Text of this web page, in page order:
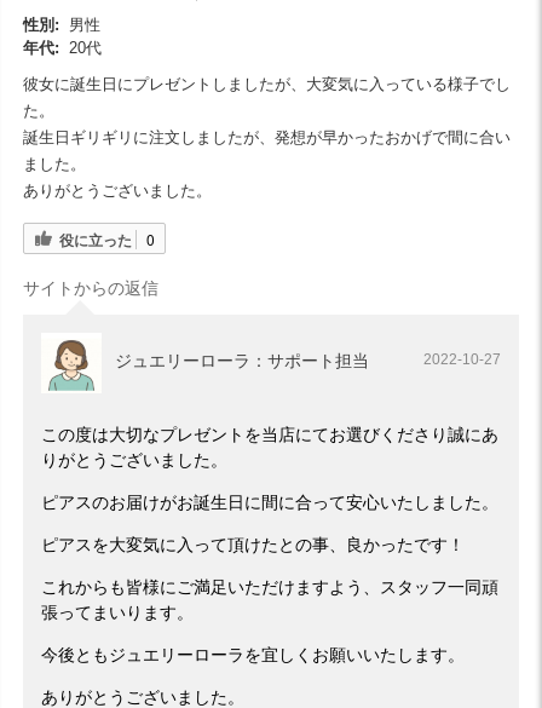
性別:
男性
年代: 20代
彼女に誕生日にプレゼントしましたが、大変気に入っている様子でし
た。
誕生日ギリギリに注文しましたが、発想が早かったおかげで間に合い
ました。
ありがとうございました。
役に立った 0
サイトからの返信
ジュエリーローラ：サポート担当 2022-10-27
この度は大切なプレゼントを当店にてお選びくださり誠にあ
りがとうございました。
ピアスのお届けがお誕生日に間に合って安心いたしました。
ピアスを大変気に入って頂けたとの事、良かったです！
これからも皆様にご満足いただけますよう、スタッフ一同頑
張ってまいります。
今後ともジュエリーローラを宜しくお願いいたします。
ありがとうございました。